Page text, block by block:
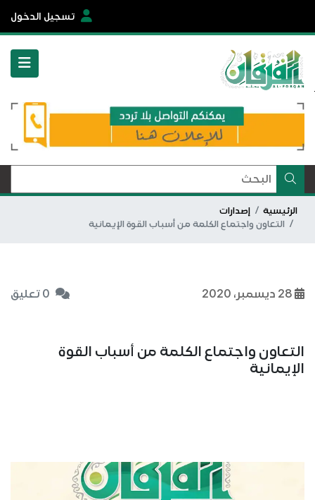
تسجيل الدخول
الرئيسية
إصدارات
التعاون واجتماع الكلمة من أسباب القوة الإيمانية
0 تعليق
التعاون واجتماع الكلمة من أسباب القوة
الإيمانية